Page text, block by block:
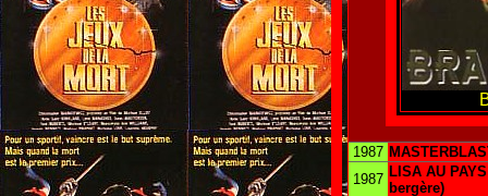
1987
1987 LISA AU
bergère)